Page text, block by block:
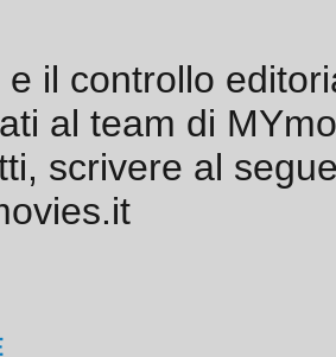
e il controllo
al team di
scrivere al